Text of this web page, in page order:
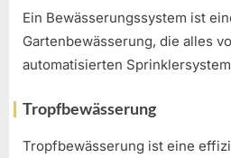
Ein Bewässerungssystem ist
Gartenbewässerung, die alles
automatisierten
Tropfbewässerung
Tropfbewässerung ist eine